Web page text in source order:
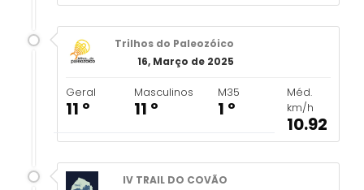
Trilhos do Paleozóico
16, Março de 2025
Geral
11 º
Masculinos
11 º
M35
1 º
Méd.
km/h
10.92
IV TRAIL DO COVÃO